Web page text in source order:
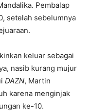
Pembalap
setelah sebelumnya
keluar sebagai
nasib kurang mujur
DAZN, Martin
karena menginjak
ke-10.